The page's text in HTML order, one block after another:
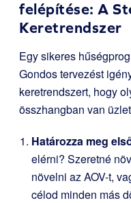
felépítése: A
Keretrendszer
Egy sikeres
Gondos tervezést
keretrendszert, hogy
összhangban van
Határozza meg
elérni? Szeretné
növelni az AOV-t,
célod minden más